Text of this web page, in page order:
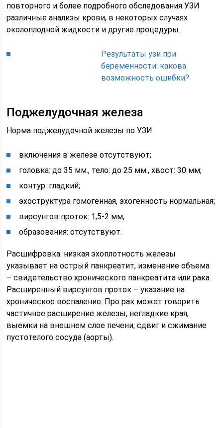
повторного и более подробного обследования УЗИ
различные анализы крови, в некоторых случаях
околоплодной жидкости и другие процедуры.
Результаты узи при
беременности: какова
возможность ошибки?
Поджелудочная железа
Норма поджелудочной железы по УЗИ:
включения в железе отсутствуют;
головка: до 35 мм., тело: до 25 мм., хвост: 30 мм;
контур: гладкий;
эхоструктура гомогенная, эхогенность нормальная;
вирсунгов проток: 1,5-2 мм;
образования: отсутствуют.
Расшифровка: низкая эхоплотность железы
указывает на острый панкреатит, изменение объема
– свидетельство хронического панкреатита или рака.
Расширенный вирсунгов проток – указание на
хроническое воспаление. Про рак может говорить
частичное расширение железы, негладкие края,
выемки на внешнем слое печени, сдвиг и сжимание
пустотелого сосуда (аорты).